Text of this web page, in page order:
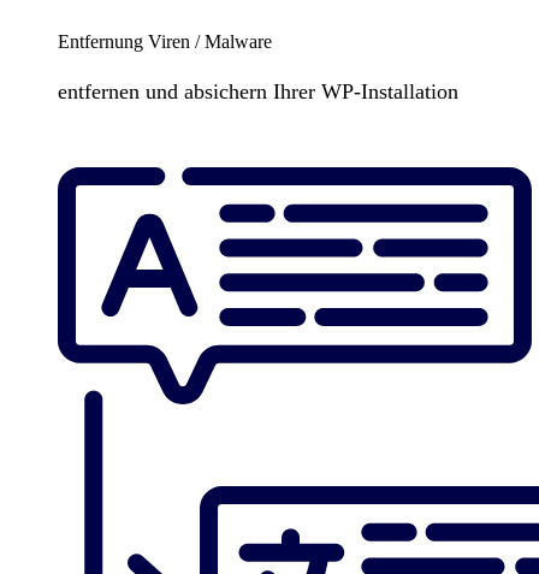
Entfernung Viren / Malware
entfernen und absichern Ihrer WP-Installation